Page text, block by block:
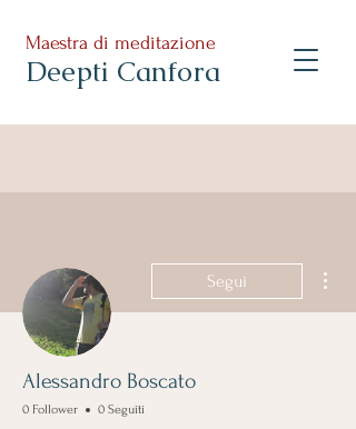
Maestra di meditazione
Deepti Canfora
Segui
Alessandro Boscato
0 Follower 0 Seguiti